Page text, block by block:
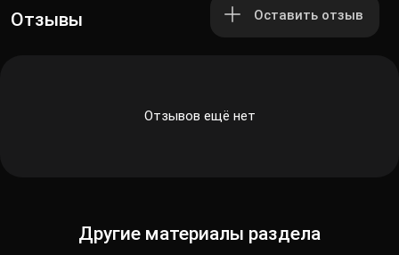
Отзывы Оставить отзыв
Отзывов ещё нет
Другие материалы раздела